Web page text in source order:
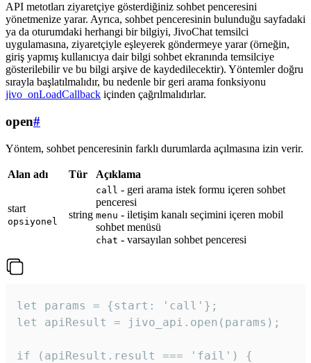
API metotları ziyaretçiye gösterdiğiniz sohbet penceresini
yönetmenize yarar. Ayrıca, sohbet penceresinin bulunduğu sayfadaki
ya da oturumdaki herhangi bir bilgiyi, JivoChat temsilci
uygulamasına, ziyaretçiyle eşleyerek göndermeye yarar (örneğin,
giriş yapmış kullanıcıya dair bilgi sohbet ekranında temsilciye
gösterilebilir ve bu bilgi arşive de kaydedilecektir). Yöntemler doğru
sırayla başlatılmalıdır, bu nedenle bir geri arama fonksiyonu
jivo_onLoadCallback içinden çağrılmalıdırlar.
open#
Yöntem, sohbet penceresinin farklı durumlarda açılmasına izin verir.
Alan adı Tür Açıklama
start
opsiyonel
string
call - geri arama istek formu içeren sohbet
penceresi
menu - iletişim kanalı seçimini içeren mobil
sohbet menüsü
chat - varsayılan sohbet penceresi
let params = {start: 'call'};
let apiResult = jivo_api.open(params);
if (apiResult.result === 'fail') {